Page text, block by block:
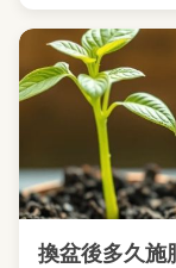
換盆後多久施